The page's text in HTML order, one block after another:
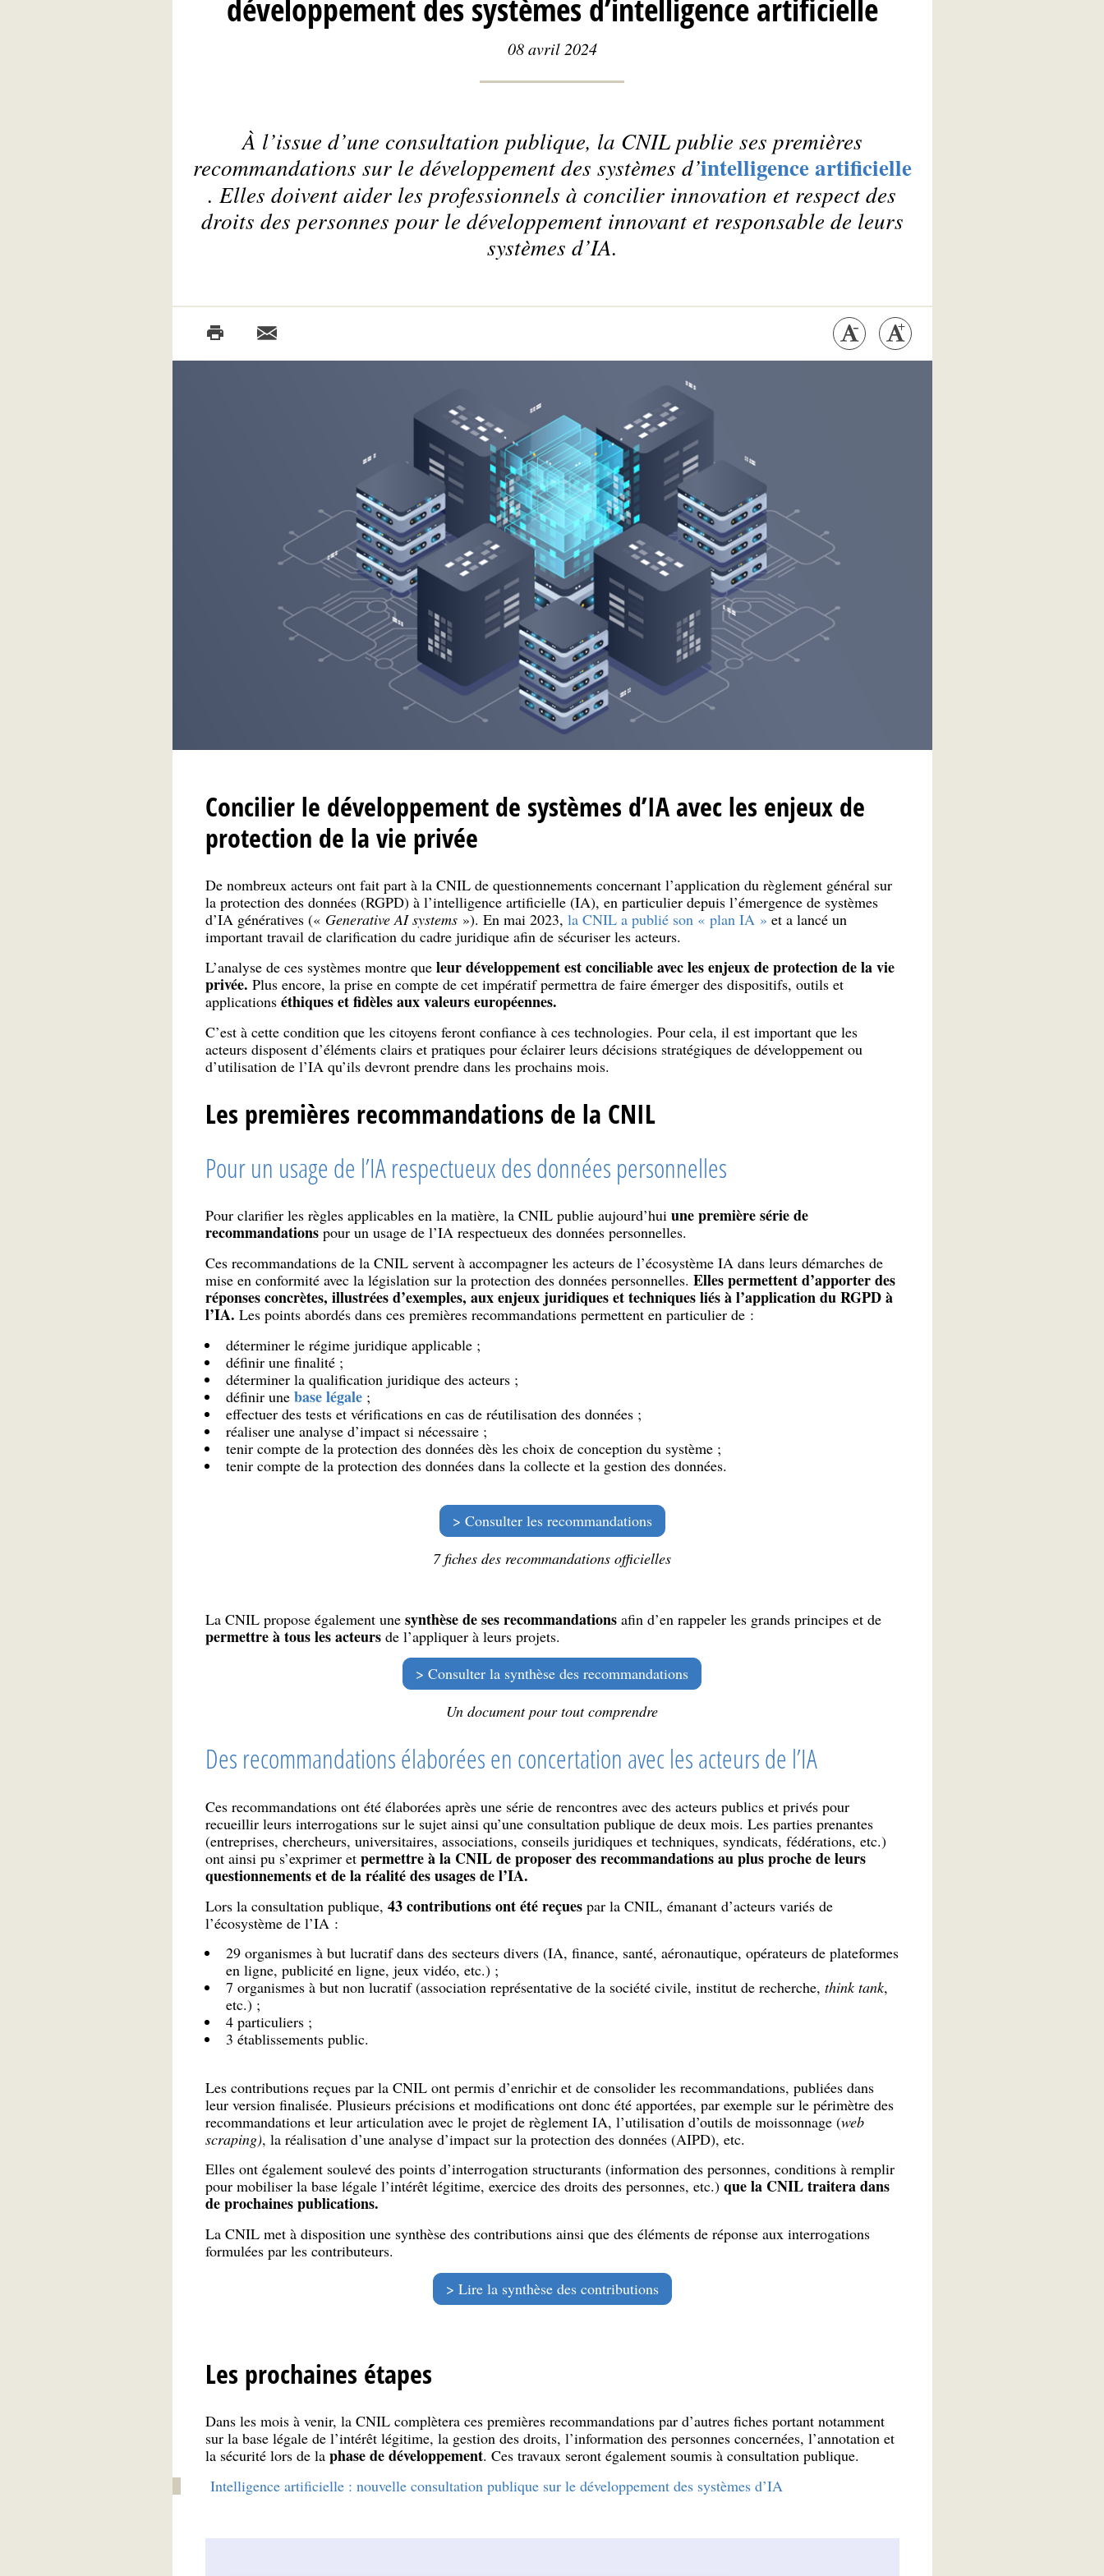
développement des systèmes d’intelligence artificielle
08 avril 2024
À l’issue d’une consultation publique, la CNIL publie ses premières
recommandations sur le développement des systèmes d’intelligence artificielle
. Elles doivent aider les professionnels à concilier innovation et respect des
droits des personnes pour le développement innovant et responsable de leurs
systèmes d’IA.
Concilier le développement de systèmes d’IA avec les enjeux de
protection de la vie privée
De nombreux acteurs ont fait part à la CNIL de questionnements concernant l’application du règlement général sur
la protection des données (RGPD) à l’intelligence artificielle (IA), en particulier depuis l’émergence de systèmes
d’IA génératives (« Generative AI systems»). En mai 2023, la CNIL a publié son « plan IA » et a lancé un
important travail de clarification du cadre juridique afin de sécuriser les acteurs.
L’analyse de ces systèmes montre que leur développement est conciliable avec les enjeux de protection de la vie
privée. Plus encore, la prise en compte de cet impératif permettra de faire émerger des dispositifs, outils et
applications éthiques et fidèles aux valeurs européennes.
C’est à cette condition que les citoyens feront confiance à ces technologies. Pour cela, il est important que les
acteurs disposent d’éléments clairs et pratiques pour éclairer leurs décisions stratégiques de développement ou
d’utilisation de l’IA qu’ils devront prendre dans les prochains mois.
Les premières recommandations de la CNIL
Pour un usage de l’IA respectueux des données personnelles
Pour clarifier les règles applicables en la matière, la CNIL publie aujourd’huiune première série de
recommandationspour un usage de l’IA respectueux des données personnelles.
Ces recommandations de la CNIL servent à accompagner les acteurs de l’écosystème IA dans leurs démarches de
mise en conformité avec la législation sur la protection des données personnelles. Elles permettent d’apporter des
réponses concrètes, illustrées d’exemples, aux enjeux juridiques et techniques liés à l’application du RGPD à
l’IA. Les points abordés dans ces premières recommandations permettent en particulier de :
déterminer le régime juridique applicable ;
définir une finalité ;
déterminer la qualification juridique des acteurs ;
définir une base légale;
effectuer des tests et vérifications en cas de réutilisation des données ;
réaliser une analyse d’impact si nécessaire ;
tenir compte de la protection des données dès les choix de conception du système ;
tenir compte de la protection des données dans la collecte et la gestion des données.
Consulter les recommandations
7 fiches des recommandations officielles
La CNIL propose également une synthèse de ses recommandationsafin d’en rappeler les grands principes et de
permettre à tous les acteurs de l’appliquer à leurs projets.
Consulter la synthèse des recommandations
Un document pour tout comprendre
Des recommandations élaborées en concertation avec les acteurs de l’IA
Ces recommandations ont été élaborées après une série de rencontres avec des acteurs publics et privés pour
recueillir leurs interrogations sur le sujet ainsi qu’une consultation publique de deux mois. Les parties prenantes
(entreprises, chercheurs, universitaires, associations, conseils juridiques et techniques, syndicats, fédérations, etc.)
ont ainsi pu s’exprimer et permettre à la CNIL de proposer des recommandations au plus proche de leurs
questionnements et de la réalité des usages de l’IA.
Lors la consultation publique, 43 contributions ont été reçuespar la CNIL, émanant d’acteurs variés de
l’écosystème de l’IA :
29 organismes à but lucratif dans des secteurs divers (IA, finance, santé, aéronautique, opérateurs de plateformes
en ligne, publicité en ligne, jeux vidéo, etc.) ;
7 organismes à but non lucratif (association représentative de la société civile, institut de recherche, think tank,
etc.) ;
4 particuliers ;
3 établissements public.
Les contributions reçues par la CNIL ont permis d’enrichir et de consolider les recommandations, publiées dans
leur version finalisée. Plusieurs précisions et modifications ont donc été apportées, par exemple sur le périmètre des
recommandations et leur articulation avec le projet de règlement IA, l’utilisation d’outils de moissonnage (web
scraping), la réalisation d’une analyse d’impact sur la protection des données (AIPD), etc.
Elles ont également soulevé des points d’interrogation structurants (information des personnes, conditions à remplir
pour mobiliser la base légale l’intérêt légitime, exercice des droits des personnes, etc.) que la CNIL traitera dans
de prochaines publications.
La CNIL met à disposition une synthèse des contributions ainsi que des éléments de réponse aux interrogations
formulées par les contributeurs.
Lire la synthèse des contributions
Les prochaines étapes
Dans les mois à venir, la CNIL complètera ces premières recommandations par d’autres fiches portant notamment
sur la base légale de l’intérêt légitime, la gestion des droits, l’information des personnes concernées, l’annotation et
la sécurité lors de la phase de développement. Ces travaux seront également soumis à consultation publique.
Intelligence artificielle : nouvelle consultation publique sur le développement des systèmes d’IA